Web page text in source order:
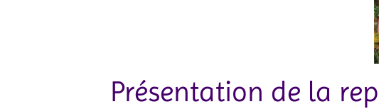
Présentation de la